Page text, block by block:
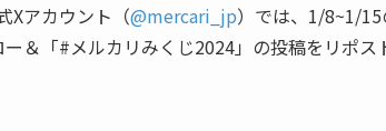
Xアカウント（@mercari_jp）では、 1/8~1/15
ー＆「#メルカリみくじ2024」の投稿をリポ